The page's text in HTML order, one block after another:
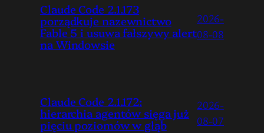
Claude Code 2.1.173
porządkuje nazewnictwo
Fable 5 i usuwa fałszywy alert
na Windowsie
2026-
08-08
Claude Code 2.1.172:
hierarchia agentów sięga już
pięciu poziomów w głąb
2026-
08-07